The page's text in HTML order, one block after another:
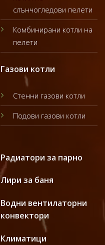
слънчогледови пелети
Комбинирани котли на
пелети
Газови котли
Стенни газови котли
Подови газови котли
Радиатори за парно
Лири за баня
Водни вентилаторни
конвектори
Климатици